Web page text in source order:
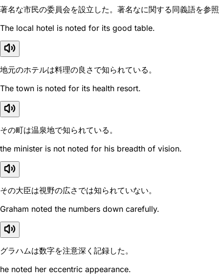
著名な市民の委員会を設立した。著名なに関する同義語を参照
The local hotel is noted for its good table.
地元のホテルは料理の良さで知られている。
The town is noted for its health resort.
その町は温泉地で知られている。
the minister is not noted for his breadth of vision.
その大臣は視野の広さでは知られていない。
Graham noted the numbers down carefully.
グラハムは数字を注意深く記録した。
he noted her eccentric appearance.